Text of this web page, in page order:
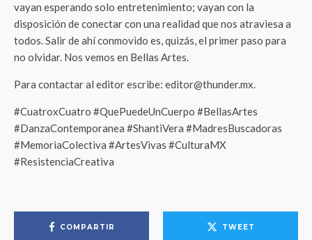
vayan esperando solo entretenimiento; vayan con la
disposición de conectar con una realidad que nos atraviesa a
todos. Salir de ahí conmovido es, quizás, el primer paso para
no olvidar. Nos vemos en Bellas Artes.
Para contactar al editor escribe: editor@thunder.mx.
#CuatroxCuatro #QuePuedeUnCuerpo #BellasArtes
#DanzaContemporanea #ShantiVera #MadresBuscadoras
#MemoriaColectiva #ArtesVivas #CulturaMX
#ResistenciaCreativa
COMPARTIR TWEET